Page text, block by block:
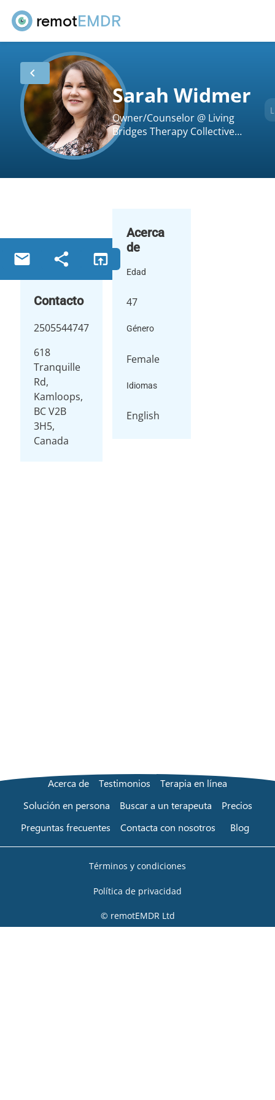
remotEMDR
chevron_left
Sarah Widmer
Owner/Counselor @ Living
Bridges Therapy Collective
Inc.
email share open_in_browser
Contacto
2505544747
618
Tranquille
Rd,
Kamloops,
BC V2B
3H5,
Canada
Acerca
de
Edad
47
Género
Female
Idiomas
English
Acerca de Testimonios
Terapia en línea
Solución en persona
Buscar a un terapeuta
Precios
Preguntas frecuentes
Contacta con nosotros Blog
Términos y condiciones
Política de privacidad
© remotEMDR Ltd